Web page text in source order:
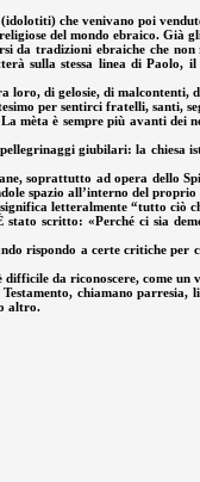
che venivano poi
del mondo ebraico. Già
da tradizioni ebraiche che
sulla stessa linea di Paolo,
di gelosie, di malcontenti,
per sentirci fratelli, santi,
mèta è sempre più avanti
giubilari: la chiesa
soprattutto ad opera dello
spazio all’interno del proprio
letteralmente “tutto ciò
scritto: «Perché ci sia
rispondo a certe critiche per
da riconoscere, come
chiamano
altro.